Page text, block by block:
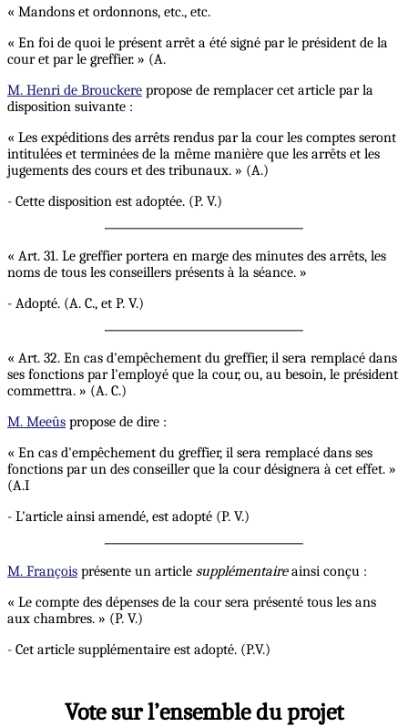
« Mandons et ordonnons, etc., etc.
« En foi de quoi le présent arrêt a été signé par le président de la
cour et par le greffier. » (A.
M. Henri de Brouckere propose de remplacer cet article par la
disposition suivante :
« Les expéditions des arrêts rendus par la cour les comptes seront
intitulées et terminées de la même manière que les arrêts et les
jugements des cours et des tribunaux. » (A.)
- Cette disposition est adoptée. (P. V.)
« Art. 31. Le greffier portera en marge des minutes des arrêts, les
noms de tous les conseillers présents à la séance. »
- Adopté. (A. C., et P. V.)
« Art. 32. En cas d'empêchement du greffier, il sera remplacé dans
ses fonctions par l'employé que la cour, ou, au besoin, le président
commettra. » (A. C.)
M. Meeûs propose de dire :
« En cas d'empêchement du greffier, il sera remplacé dans ses
fonctions par un des conseiller que la cour désignera à cet effet. »
(A.I
- L'article ainsi amendé, est adopté (P. V.)
M. François présente un article supplémentaireainsi conçu :
« Le compte des dépenses de la cour sera présenté tous les ans
aux chambres. » (P. V.)
- Cet article supplémentaire est adopté. (P.V.)
Vote sur l’ensemble du projet